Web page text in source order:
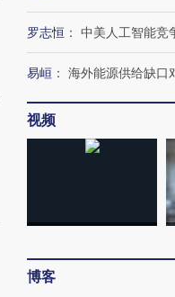
罗志恒 ： 中美人工智能竞
易峘 ： 海外能源供给缺口
视频
博客